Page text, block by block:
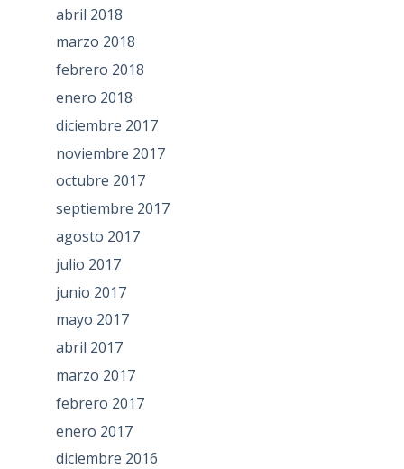
abril 2018
marzo 2018
febrero 2018
enero 2018
diciembre 2017
noviembre 2017
octubre 2017
septiembre 2017
agosto 2017
julio 2017
junio 2017
mayo 2017
abril 2017
marzo 2017
febrero 2017
enero 2017
diciembre 2016